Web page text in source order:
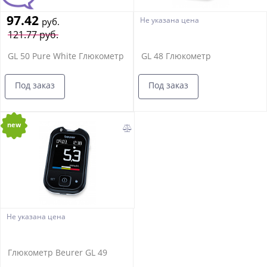
121.77 руб.
97.42 руб.
GL 50 Pure White Глюкометр
Под заказ
Не указана цена
GL 48 Глюкометр
Под заказ
new
Не указана цена
Глюкометр Beurer GL 49